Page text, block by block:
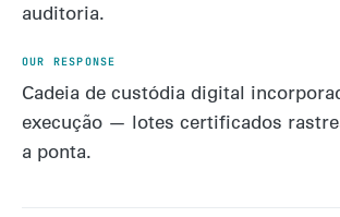
auditoria.
Cadeia de custódia digital
execução — lotes certificados
a ponta.